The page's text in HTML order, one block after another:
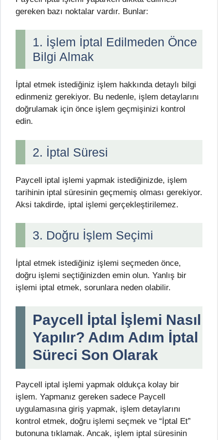
gereken bazı noktalar vardır. Bunlar:
1. İşlem İptal Edilmeden Önce
Bilgi Almak
İptal etmek istediğiniz işlem hakkında detaylı bilgi
edinmeniz gerekiyor. Bu nedenle, işlem detaylarını
doğrulamak için önce işlem geçmişinizi kontrol
edin.
2. İptal Süresi
Paycell iptal işlemi yapmak istediğinizde, işlem
tarihinin iptal süresinin geçmemiş olması gerekiyor.
Aksi takdirde, iptal işlemi gerçekleştirilemez.
3. Doğru İşlem Seçimi
İptal etmek istediğiniz işlemi seçmeden önce,
doğru işlemi seçtiğinizden emin olun. Yanlış bir
işlemi iptal etmek, sorunlara neden olabilir.
Paycell İptal İşlemi Nasıl
Yapılır? Adım Adım İptal
Süreci Son Olarak
Paycell iptal işlemi yapmak oldukça kolay bir
işlem. Yapmanız gereken sadece Paycell
uygulamasına giriş yapmak, işlem detaylarını
kontrol etmek, doğru işlemi seçmek ve “İptal Et”
butonuna tıklamak. Ancak, işlem iptal süresinin